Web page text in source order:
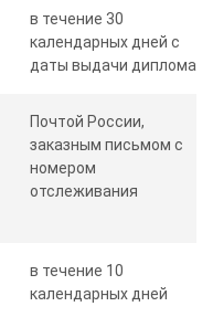
в течение 30
календарных дней с
даты выдачи диплома
Почтой России,
заказным письмом с
номером
отслеживания
в течение 10
календарных дней